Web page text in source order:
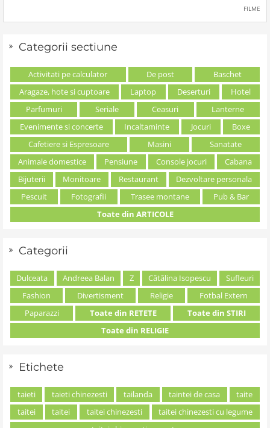
FILME
Categorii sectiune
Activitati pe calculator De post
Baschet
Aragaze, hote si cuptoare
Laptop Deserturi
Hotel
Parfumuri
Seriale Ceasuri
Lanterne
Evenimente si concerte
Incaltaminte Jocuri
Boxe
Cafetiere si Espresoare
Masini
Sanatate
Animale domestice
Pensiune Console jocuri
Cabana
Bijuterii
Monitoare Restaurant
Dezvoltare personala
Pescuit
Fotografii Trasee montane
Pub & Bar
Toate din ARTICOLE
Categorii
Dulceata Andreea Balan Z Cătălina Isopescu
Sufleuri
Fashion
Divertisment Religie
Fotbal Extern
Paparazzi
Toate din RETETE
Toate din STIRI
Toate din RELIGIE
Etichete
taieti taieti chinezesti tailanda taintei de casa
taite
taitei
taitei taitei chinezesti
taitei chinezesti cu legume